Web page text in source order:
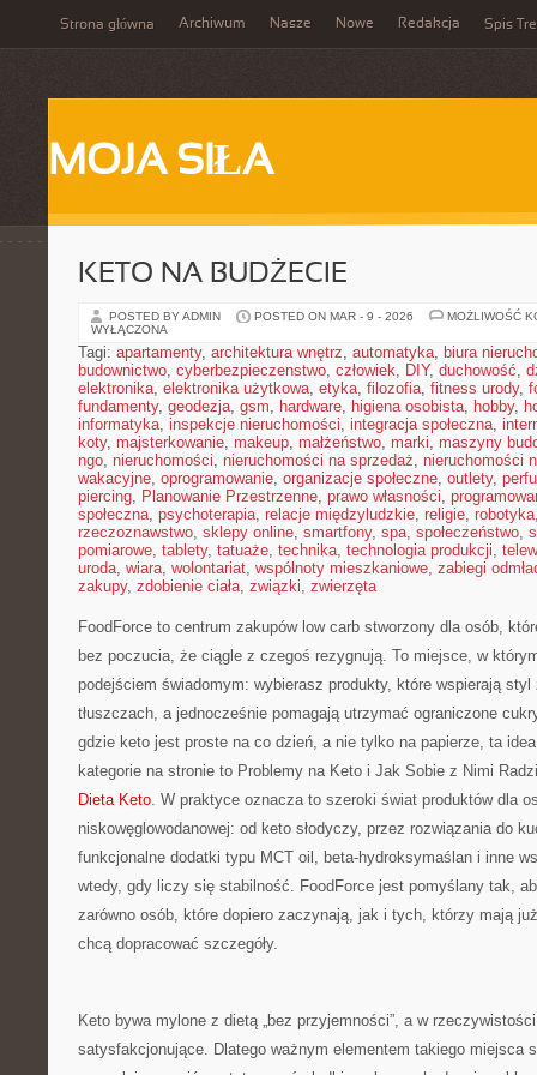
Strona główna Archiwum Nasze Nowe Redakcja Spis
MOJA SIŁA
KETO NA BUDŻECIE
POSTED BY ADMIN POSTED ON MAR - 9 - 2026
MOŻLIWOŚĆ
WYŁĄCZONA
Tagi: apartamenty, architektura wnętrz, automatyka, biura
budownictwo, cyberbezpieczenstwo, człowiek, DIY, duchowość,
elektronika, elektronika użytkowa, etyka, filozofia, fitness urody,
fundamenty, geodezja, gsm, hardware, higiena osobista, hobby,
informatyka, inspekcje nieruchomości, integracja społeczna,
koty, majsterkowanie, makeup, małżeństwo, marki, maszyny
ngo, nieruchomości, nieruchomości na sprzedaż, nieruchomości
wakacyjne, oprogramowanie, organizacje społeczne, outlety,
piercing, Planowanie Przestrzenne, prawo własności,
społeczna, psychoterapia, relacje międzyludzkie, religie, robotyka
rzeczoznawstwo, sklepy online, smartfony, spa, społeczeństwo,
pomiarowe, tablety, tatuaże, technika, technologia produkcji,
uroda, wiara, wolontariat, wspólnoty mieszkaniowe, zabiegi
zakupy, zdobienie ciała, związki, zwierzęta
FoodForce to centrum zakupów low carb stworzony dla osób,
bez poczucia, że ciągle z czegoś rezygnują. To miejsce, w
podejściem świadomym: wybierasz produkty, które wspierają
tłuszczach, a jednocześnie pomagają utrzymać ograniczone
gdzie keto jest proste na co dzień, a nie tylko na papierze, ta
kategorie na stronie to Problemy na Keto i Jak Sobie z Nimi
Dieta Keto. W praktyce oznacza to szeroki świat produktów dla
niskowęglowodanowej: od keto słodyczy, przez rozwiązania do
funkcjonalne dodatki typu MCT oil, beta-hydroksymaślan i inne
wtedy, gdy liczy się stabilność. FoodForce jest pomyślany tak,
zarówno osób, które dopiero zaczynają, jak i tych, którzy mają
chcą dopracować szczegóły.
Keto bywa mylone z dietą „bez przyjemności”, a w
satysfakcjonujące. Dlatego ważnym elementem takiego miejsca